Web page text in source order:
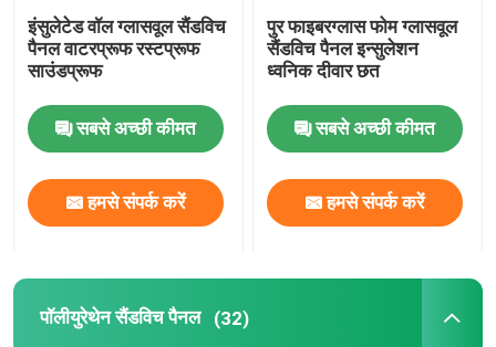
स्ट्रक्चरल स्टील बीम
इस्पात का बना हुआ कोना
स्टील चैनल अनुभाग
इंसुलेटेड वॉल ग्लासवूल सैंडविच
पैनल वाटरप्रूफ रस्टप्रूफ
साउंडप्रूफ
सबसे अच्छी कीमत
हमसे संपर्क करें
पुर फाइबरग्लास फोम ग्लासवूल
सैंडविच पैनल इन्सुलेशन
ध्वनिक दीवार छत
सबसे अच्छी कीमत
हमसे संपर्क करें
पॉलीयुरेथेन सैंडविच पैनल (32)